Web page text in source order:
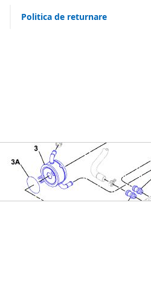
Politica de returnare